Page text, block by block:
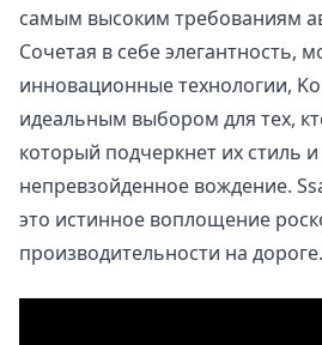
самым высоким требованиям
Сочетая в себе элегантность,
инновационные технологии,
идеальным выбором для тех,
который подчеркнет их стиль
непревзойденное вождение.
это истинное воплощение
производительности на дороге.